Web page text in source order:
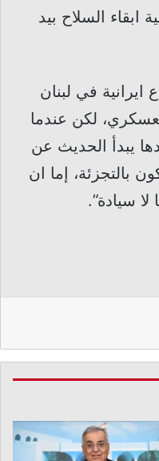
ابقاء السلاح بيد
ايرانية في لبنان
لكن عندما
يبدأ الحديث عن
بالتجزئة، إما ان
لا سيادة”.